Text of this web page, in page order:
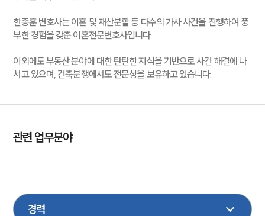
한종훈 변호사는 이혼 및 재산분할 등 다수의 가사 사건을 진행하여 풍
부한 경험을 갖춘 이혼전문변호사입니다.
이외에도 부동산 분야에 대한 탄탄한 지식을 기반으로 사건 해결에 나
서고 있으며, 건축분쟁에서도 전문성을 보유하고 있습니다.
관련 업무분야